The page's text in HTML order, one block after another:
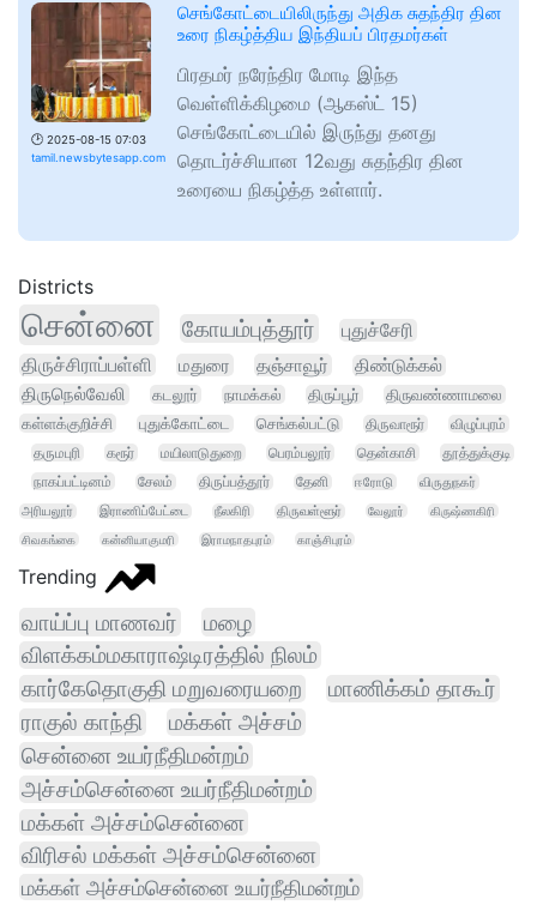
🕑 2025-08-15 07:03
tamil.newsbytesapp.com
செங்கோட்டையிலிருந்து அதிக சுதந்திர தின
உரை நிகழ்த்திய இந்தியப் பிரதமர்கள்
பிரதமர் நரேந்திர மோடி இந்த
வெள்ளிக்கிழமை (ஆகஸ்ட் 15)
செங்கோட்டையில் இருந்து தனது
தொடர்ச்சியான 12வது சுதந்திர தின
உரையை நிகழ்த்த உள்ளார்.
Districts
சென்னை கோயம்புத்தூர்
புதுச்சேரி
திருச்சிராப்பள்ளி
மதுரை தஞ்சாவூர்
திண்டுக்கல்
திருநெல்வேலி
கடலூர் நாமக்கல் திருப்பூர்
திருவண்ணாமலை
கள்ளக்குறிச்சி
புதுக்கோட்டை செங்கல்பட்டு திருவாரூர்
விழுப்புரம்
தருமபுரி
கரூர் மயிலாடுதுறை பெரம்பலூர் தென்காசி
தூத்துக்குடி
நாகப்பட்டினம்
சேலம் திருப்பத்தூர் தேனி ஈரோடு விருதுநகர்
அரியலூர் இராணிப்பேட்டை நீலகிரி திருவள்ளூர் வேலூர்
கிருஷ்ணகிரி
சிவகங்கை
கன்னியாகுமரி இராமநாதபுரம் காஞ்சிபுரம்
Trending
வாய்ப்பு மாணவர் மழை
விளக்கம்மகாராஷ்டிரத்தில் நிலம்
கார்கேதொகுதி மறுவரையறை
மாணிக்கம் தாகூர்
ராகுல் காந்தி
மக்கள் அச்சம்
சென்னை உயர்நீதிமன்றம்
அச்சம்சென்னை உயர்நீதிமன்றம்
மக்கள் அச்சம்சென்னை
விரிசல் மக்கள் அச்சம்சென்னை
மக்கள் அச்சம்சென்னை உயர்நீதிமன்றம்